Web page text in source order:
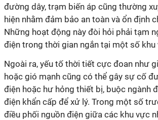
đường dây, trạm biến áp cũng thường
hiện nhằm đảm bảo an toàn và ổn định
Những hoạt động này đòi hỏi phải tạm
điện trong thời gian ngắn tại một số khu
Ngoài ra, yếu tố thời tiết cực đoan như
hoặc gió mạnh cũng có thể gây sự cố
điện hoặc hư hỏng thiết bị, buộc ngành
điện khẩn cấp để xử lý. Trong một số
điều phối nguồn điện giữa các khu vực